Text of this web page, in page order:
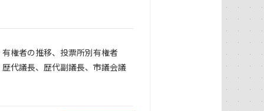
権者の推移、投票所別有権者
代議長、歴代副議長、市議会議